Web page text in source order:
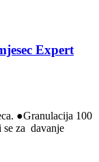
Expert
●Granulacija 100
se za davanje